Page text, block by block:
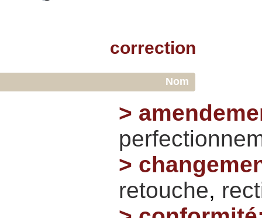
correction
Nom
>
>
retouche,